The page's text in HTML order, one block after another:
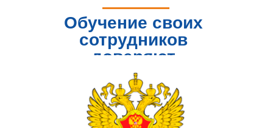
Обучение своих
сотрудников
доверяют